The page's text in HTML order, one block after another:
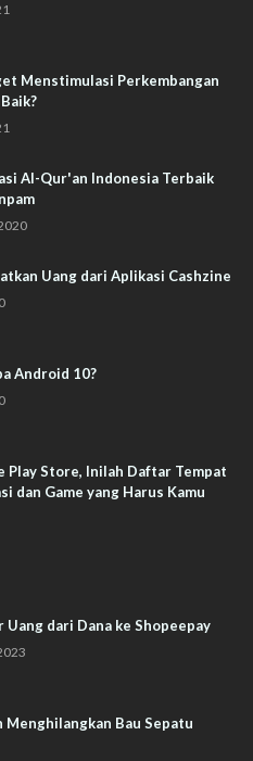
Menstimulasi Perkembangan
Al-Qur'an Indonesia Terbaik
Uang dari Aplikasi Cashzine
Android 10?
Play Store, Inilah Daftar Tempat
dan Game yang Harus Kamu
Uang dari Dana ke Shopeepay
Menghilangkan Bau Sepatu